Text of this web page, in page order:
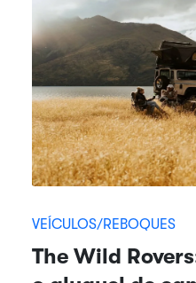
VEÍCULOS/REBOQUES
The Wild